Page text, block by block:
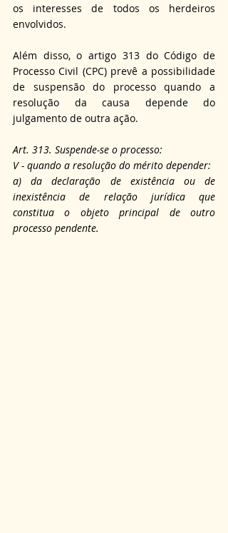
os interesses de todos os herdeiros
envolvidos.
Além disso, o artigo 313 do Código de
Processo Civil (CPC) prevê a possibilidade
de suspensão do processo quando a
resolução da causa depende do
julgamento de outra ação.
Art. 313. Suspende-se o processo:
V - quando a resolução do mérito depender:
a) da declaração de existência ou de
inexistência de relação jurídica que
constitua o objeto principal de outro
processo pendente.